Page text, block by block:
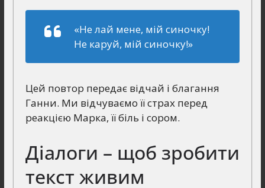
«Не лай мене, мій синочку!
Не каруй, мій синочку!»
Цей повтор передає відчай і благання
Ганни. Ми відчуваємо її страх перед
реакцією Марка, її біль і сором.
Діалоги – щоб зробити
текст живим